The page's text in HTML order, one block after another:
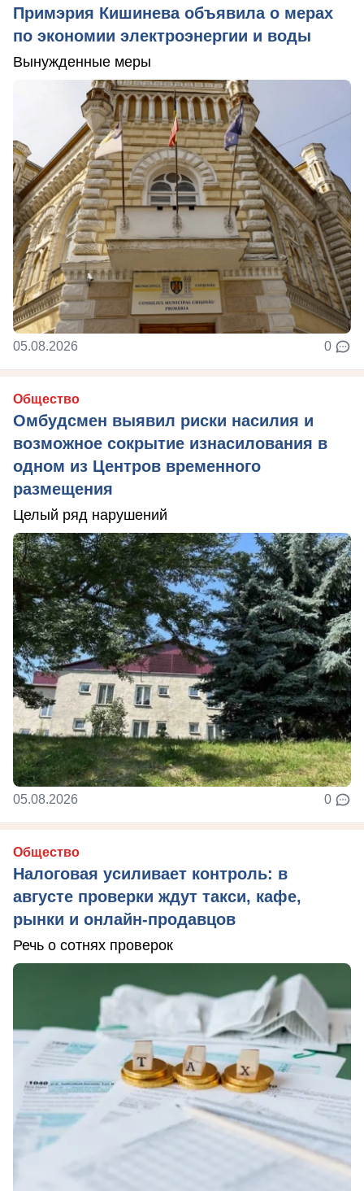
Примэрия Кишинева объявила о мерах
по экономии электроэнергии и воды
Вынужденные меры
05.08.2026 0
Общество
Омбудсмен выявил риски насилия и
возможное сокрытие изнасилования в
одном из Центров временного
размещения
Целый ряд нарушений
05.08.2026 0
Общество
Налоговая усиливает контроль: в
августе проверки ждут такси, кафе,
рынки и онлайн-продавцов
Речь о сотнях проверок